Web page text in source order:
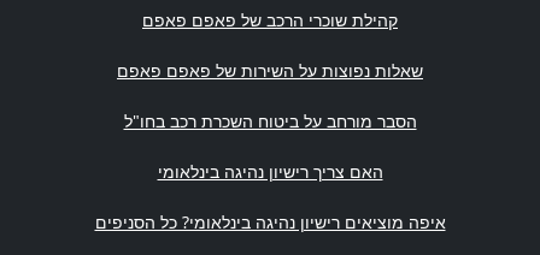
קהילת שוכרי הרכב של פאפם פאפם
שאלות נפוצות על השירות של פאפם פאפם
הסבר מורחב על ביטוח השכרת רכב בחו"ל
האם צריך רישיון נהיגה בינלאומי
איפה מוציאים רישיון נהיגה בינלאומי? כל הסניפים